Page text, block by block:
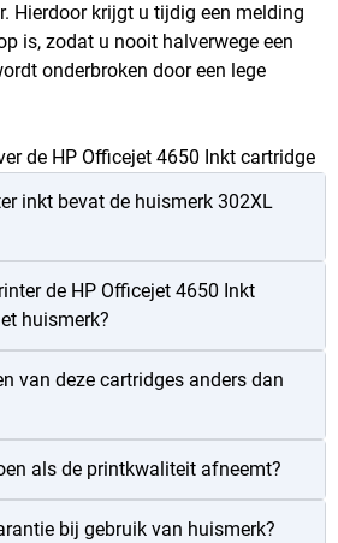
Hierdoor krijgt u tijdig een melding
is, zodat u nooit halverwege een
onderbroken door een lege
de HP Officejet 4650 Inkt cartridge
inkt bevat de huismerk 302XL
de HP Officejet 4650 Inkt
huismerk?
van deze cartridges anders dan
als de printkwaliteit afneemt?
bij gebruik van huismerk?